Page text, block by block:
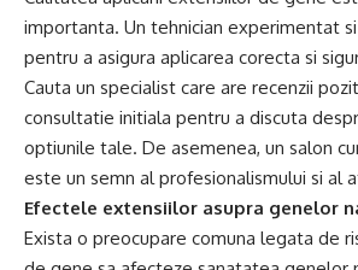
importanta. Un tehnician experimentat
pentru a asigura aplicarea corecta si
Cauta un specialist care are recenzii
consultatie initiala pentru a discuta
optiunile tale. De asemenea, un salon
este un semn al profesionalismului si al
Efectele extensiilor asupra genelor
Exista o preocupare comuna legata de